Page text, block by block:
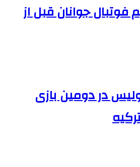
فوتبال جوانان قبل از
در دومین بازی